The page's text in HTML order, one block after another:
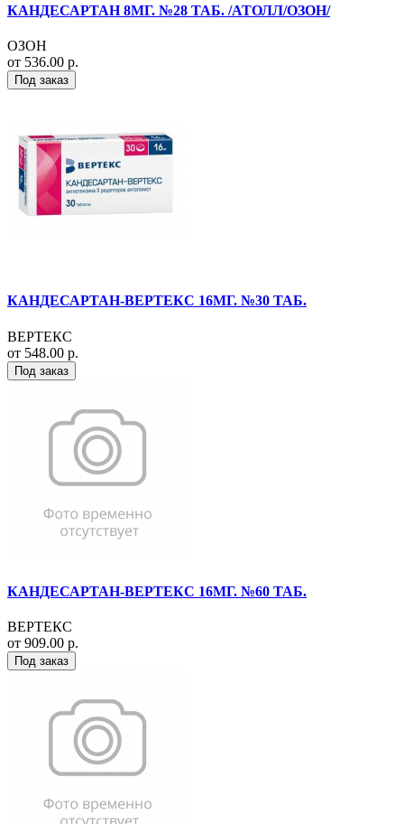
КАНДЕСАРТАН 8МГ. №28 ТАБ. /АТОЛЛ/ОЗОН/
ОЗОН
от 536.00 р.
Под заказ
КАНДЕСАРТАН-ВЕРТЕКС 16МГ. №30 ТАБ.
ВЕРТЕКС
от 548.00 р.
Под заказ
КАНДЕСАРТАН-ВЕРТЕКС 16МГ. №60 ТАБ.
ВЕРТЕКС
от 909.00 р.
Под заказ